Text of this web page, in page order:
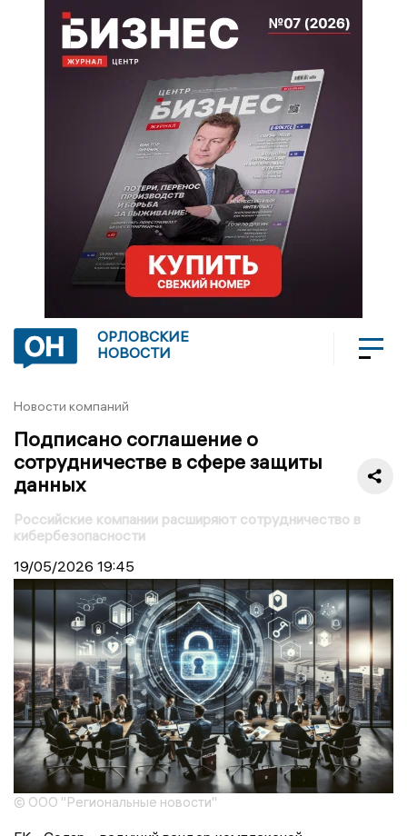
ОРЛОВСКИЕ
НОВОСТИ
Новости компаний
Подписано соглашение о
сотрудничестве в сфере защиты
данных
Российские компании расширяют сотрудничество в
кибербезопасности
19/05/2026 19:45
© ООО "Региональные новости"